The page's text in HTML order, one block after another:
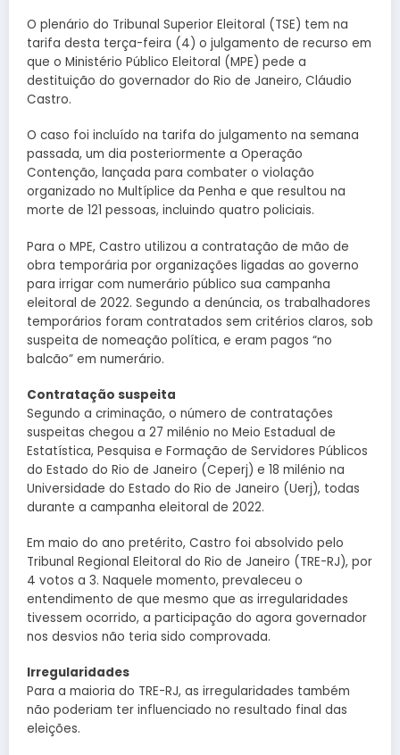
O plenário do Tribunal Superior Eleitoral (TSE) tem na
tarifa desta terça-feira (4) o julgamento de recurso em
que o Ministério Público Eleitoral (MPE) pede a
destituição do governador do Rio de Janeiro, Cláudio
Castro.
O caso foi incluído na tarifa do julgamento na semana
passada, um dia posteriormente a Operação
Contenção, lançada para combater o violação
organizado no Multíplice da Penha e que resultou na
morte de 121 pessoas, incluindo quatro policiais.
Para o MPE, Castro utilizou a contratação de mão de
obra temporária por organizações ligadas ao governo
para irrigar com numerário público sua campanha
eleitoral de 2022. Segundo a denúncia, os trabalhadores
temporários foram contratados sem critérios claros, sob
suspeita de nomeação política, e eram pagos “no
balcão” em numerário.
Contratação suspeita
Segundo a criminação, o número de contratações
suspeitas chegou a 27 milénio no Meio Estadual de
Estatística, Pesquisa e Formação de Servidores Públicos
do Estado do Rio de Janeiro (Ceperj) e 18 milénio na
Universidade do Estado do Rio de Janeiro (Uerj), todas
durante a campanha eleitoral de 2022.
Em maio do ano pretérito, Castro foi absolvido pelo
Tribunal Regional Eleitoral do Rio de Janeiro (TRE-RJ), por
4 votos a 3. Naquele momento, prevaleceu o
entendimento de que mesmo que as irregularidades
tivessem ocorrido, a participação do agora governador
nos desvios não teria sido comprovada.
Irregularidades
Para a maioria do TRE-RJ, as irregularidades também
não poderiam ter influenciado no resultado final das
eleições.